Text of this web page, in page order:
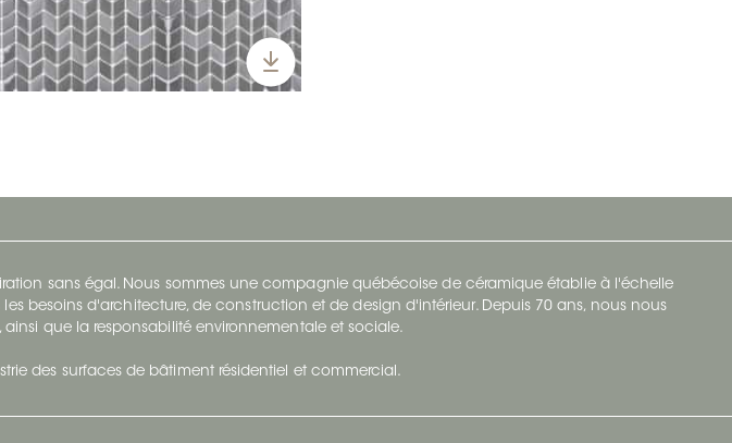
sans égal. Nous sommes une compagnie québécoise de céramique établie à l'échelle
besoins d'architecture, de construction et de design d'intérieur. Depuis 70 ans, nous nous
que la responsabilité environnementale et sociale.
des surfaces de bâtiment résidentiel et commercial.